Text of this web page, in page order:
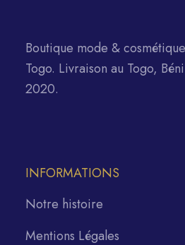
Boutique mode &
Togo. Livraison au Togo,
2020.
INFORMATIONS
Notre histoire
Mentions Légales